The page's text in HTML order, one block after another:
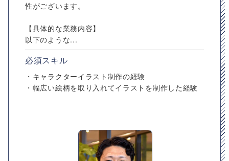
性がございます。
【具体的な業務内容】
以下のような...
必須スキル
・キャラクターイラスト制作の経験
・幅広い絵柄を取り入れてイラストを制作した経験